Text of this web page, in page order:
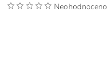
Neohodnoceno